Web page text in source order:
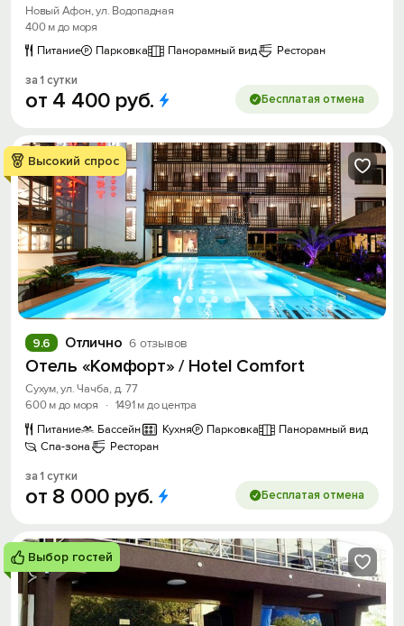
Новый Афон, ул. Водопадная
400 м до моря
Питание
Парковка Панорамный вид Ресторан
за 1 сутки
от 4 400 руб. Бесплатая отмена
Высокий спрос
Отлично 6 отзывов
9.6
Отель «Комфорт» / Hotel Comfort
Сухум, ул. Чачба, д. 77
600 м до моря
· 1491 м до центра
Питание
Бассейн Кухня Парковка
Панорамный вид
Спа-зона
Ресторан
за 1 сутки
от 8 000 руб. Бесплатая отмена
Выбор гостей